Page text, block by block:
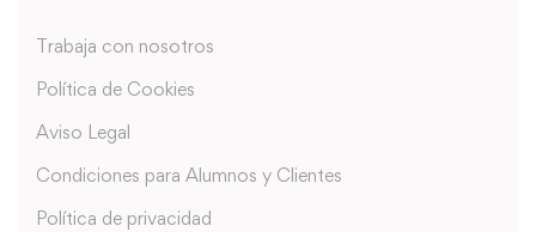
Trabaja con nosotros
Política de Cookies
Aviso Legal
Condiciones para Alumnos y Clientes
Política de privacidad